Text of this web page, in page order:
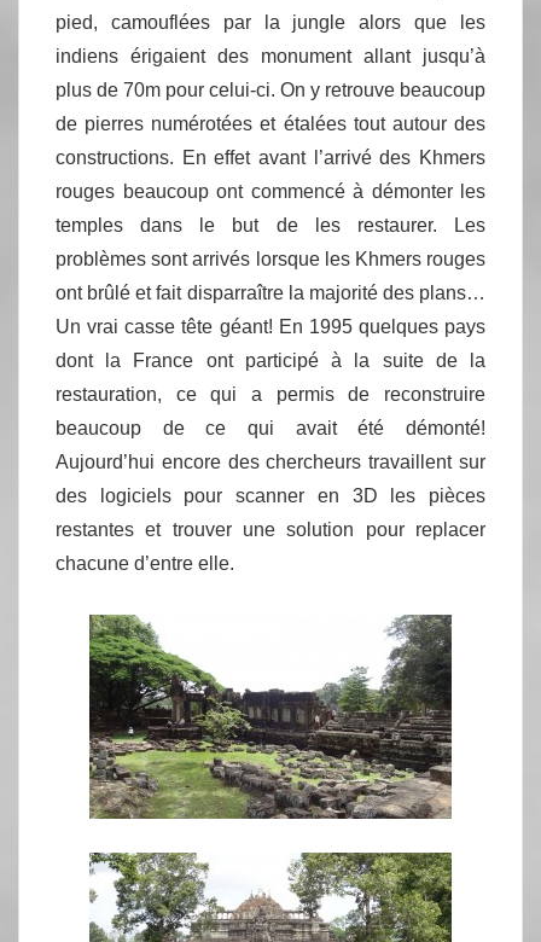
pied, camouflées par la jungle alors que les
indiens érigaient des monument allant jusqu’à
plus de 70m pour celui-ci. On y retrouve beaucoup
de pierres numérotées et étalées tout autour des
constructions. En effet avant l’arrivé des Khmers
rouges beaucoup ont commencé à démonter les
temples dans le but de les restaurer. Les
problèmes sont arrivés lorsque les Khmers rouges
ont brûlé et fait disparraître la majorité des plans…
Un vrai casse tête géant! En 1995 quelques pays
dont la France ont participé à la suite de la
restauration, ce qui a permis de reconstruire
beaucoup de ce qui avait été démonté!
Aujourd’hui encore des chercheurs travaillent sur
des logiciels pour scanner en 3D les pièces
restantes et trouver une solution pour replacer
chacune d’entre elle.